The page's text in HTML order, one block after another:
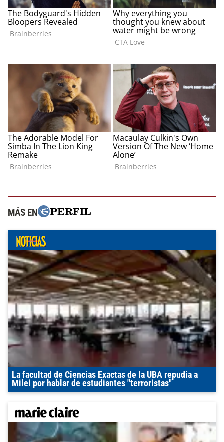
MÁS EN
La facultad de Ciencias Exactas de la UBA repudia a
Milei por hablar de estudiantes "terroristas"